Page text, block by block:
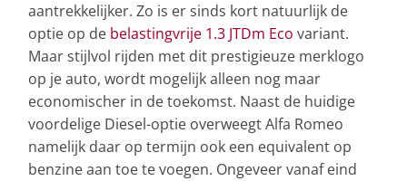
aantrekkelijker. Zo is er sinds kort natuurlijk de
optie op de belastingvrije 1.3 JTDm Eco variant.
Maar stijlvol rijden met dit prestigieuze merklogo
op je auto, wordt mogelijk alleen nog maar
economischer in de toekomst. Naast de huidige
voordelige Diesel-optie overweegt Alfa Romeo
namelijk daar op termijn ook een equivalent op
benzine aan toe te voegen. Ongeveer vanaf eind